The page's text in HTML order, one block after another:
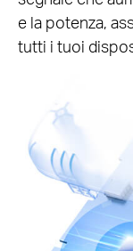
e la potenza,
tutti i tuoi